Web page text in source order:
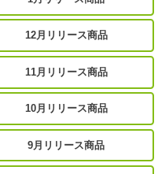
12月リリース商品
11月リリース商品
10月リリース商品
9月リリース商品